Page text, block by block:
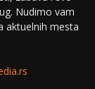
Nudimo vam
aktuelnih mesta